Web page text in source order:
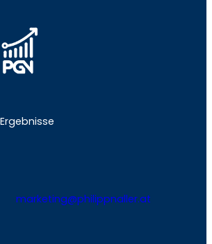
marketing@philippnaller.at